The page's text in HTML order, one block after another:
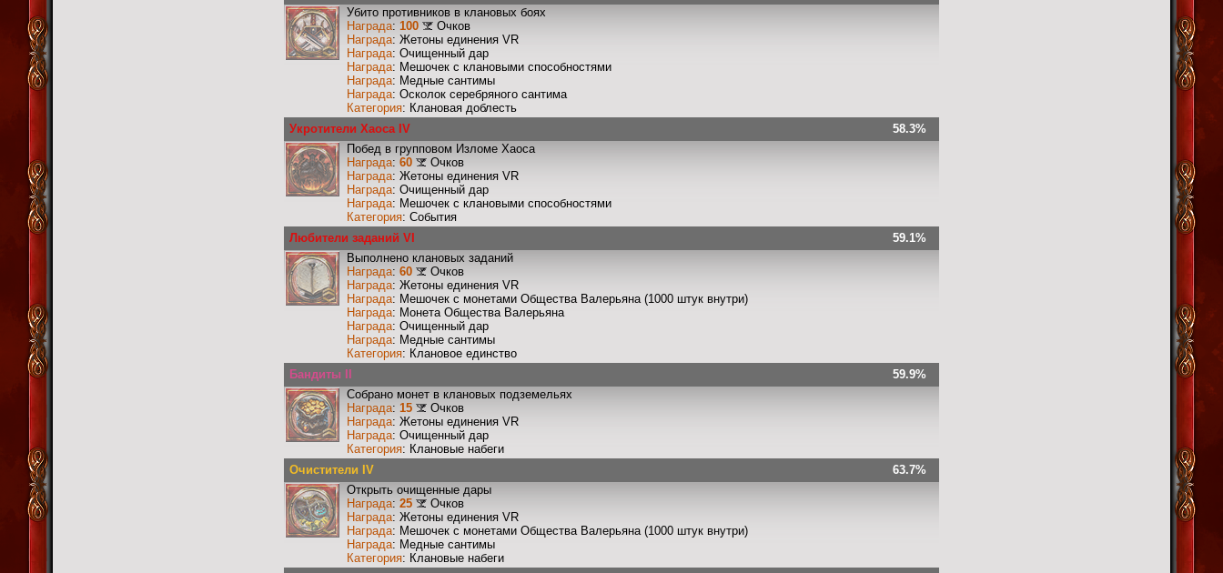
Убито противников в клановых боях
Награда: 100
Очков
Награда: Жетоны единения VR
Награда: Очищенный дар
Награда: Мешочек с клановыми способностями
Награда: Медные сантимы
Награда: Осколок серебряного сантима
Категория: Клановая доблесть
Укротители Хаоса IV
58.3%
Побед в групповом Изломе Хаоса
Награда: 60
Очков
Награда: Жетоны единения VR
Награда: Очищенный дар
Награда: Мешочек с клановыми способностями
Категория: События
Любители заданий VI
59.1%
Выполнено клановых заданий
Награда: 60
Очков
Награда: Жетоны единения VR
Награда: Мешочек с монетами Общества Валерьяна (1000 штук внутри)
Награда: Монета Общества Валерьяна
Награда: Очищенный дар
Награда: Медные сантимы
Категория: Клановое единство
Бандиты II
59.9%
Собрано монет в клановых подземельях
Награда: 15
Очков
Награда: Жетоны единения VR
Награда: Очищенный дар
Категория: Клановые набеги
Очистители IV
63.7%
Открыть очищенные дары
Награда: 25
Очков
Награда: Жетоны единения VR
Награда: Мешочек с монетами Общества Валерьяна (1000 штук внутри)
Награда: Медные сантимы
Категория: Клановые набеги